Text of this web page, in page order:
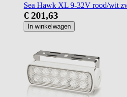
Sea Hawk XL 9-32V rood/wit
€ 201,63
In winkelwagen